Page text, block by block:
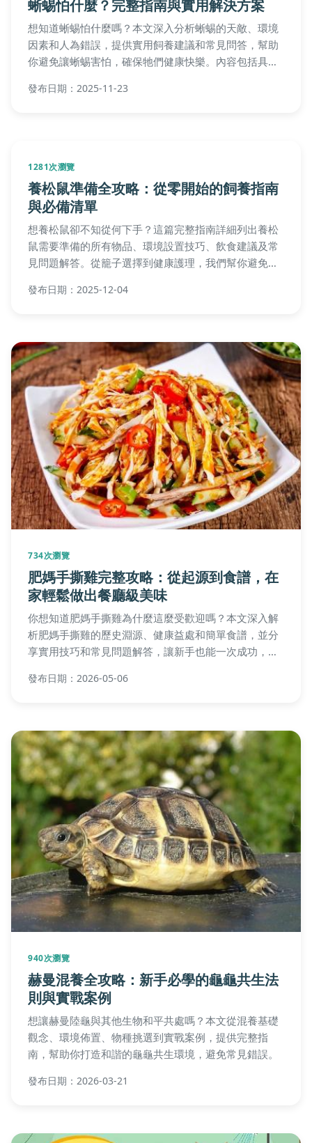
蜥蜴怕什麼？完整指南與實用解決方案
想知道蜥蜴怕什麼嗎？本文深入分析蜥蜴的天敵、環境
因素和人為錯誤，提供實用飼養建議和常見問答，幫助
你避免讓蜥蜴害怕，確保牠們健康快樂。內容包括具體
蜴愛好者閱讀。
發布日期：2025-11-23
1281次瀏覽
養松鼠準備全攻略：從零開始的飼養指南
與必備清單
想養松鼠卻不知從何下手？這篇完整指南詳細列出養松
鼠需要準備的所有物品、環境設置技巧、飲食建議及常
見問題解答。從籠子選擇到健康護理，我們幫你避免常
發布日期：2025-12-04
734次瀏覽
肥媽手撕雞完整攻略：從起源到食譜，在
家輕鬆做出餐廳級美味
你想知道肥媽手撕雞為什麼這麼受歡迎嗎？本文深入解
析肥媽手撕雞的歷史淵源、健康益處和簡單食譜，並分
享實用技巧和常見問題解答，讓新手也能一次成功，重
發布日期：2026-05-06
940次瀏覽
赫曼混養全攻略：新手必學的龜龜共生法
則與實戰案例
想讓赫曼陸龜與其他生物和平共處嗎？本文從混養基礎
觀念、環境佈置、物種挑選到實戰案例，提供完整指
南，幫助你打造和諧的龜龜共生環境，避免常見錯誤。
發布日期：2026-03-21